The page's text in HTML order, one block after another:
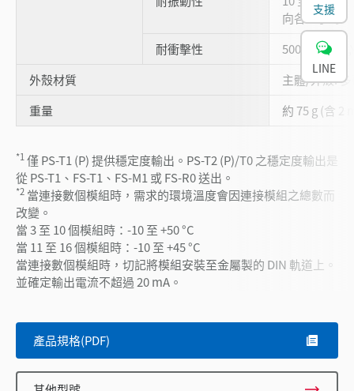
向各 2 小時
耐衝擊性
500 m/s2、
外殼材質
主體/外殼:
重量
約 75 g (含 2
*1 僅 PS-T1 (P) 提供穩定度輸出。PS-T2 (P)/T0 之穩定度輸出是
從 PS-T1、FS-T1、FS-M1 或 FS-R0 送出。
*2 當連接數個模組時，需求的環境溫度會因連接模組之總數而
改變。
當 3 至 10 個模組時：-10 至 +50 °C
當 11 至 16 個模組時：-10 至 +45 °C
當連接數個模組時，切記將模組安裝至金屬製的 DIN 軌道上。
並確定輸出電流不超過 20 mA。
產品規格(PDF)
支援
LINE